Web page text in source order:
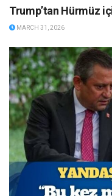
Trump’tan Hürmüz
MARCH 31, 2026